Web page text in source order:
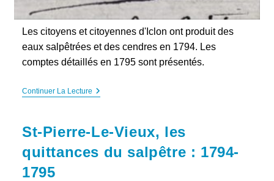
Les citoyens et citoyennes d'Iclon ont produit des
eaux salpêtrées et des cendres en 1794. Les
comptes détaillés en 1795 sont présentés.
Continuer La LectureIclon,
Salpêtre
:
1794-
St-Pierre-Le-Vieux, les
quittances du salpêtre : 1794-
1795